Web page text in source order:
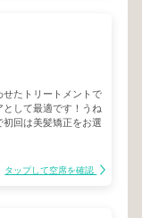
たトリートメントで
して最適です！うね
初回は美髪矯正をお選
タップして空席を確認